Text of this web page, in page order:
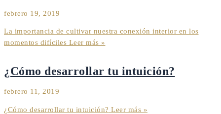
febrero 19, 2019
La importancia de cultivar nuestra conexión interior en los
momentos difíciles Leer más »
¿Cómo desarrollar tu intuición?
febrero 11, 2019
¿Cómo desarrollar tu intuición? Leer más »